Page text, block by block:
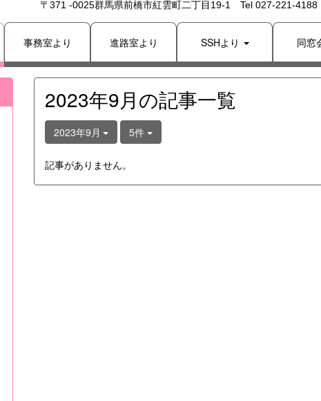
〒371 -0025群馬県前橋市紅雲町二丁目19-1 Tel 027-221-
事務室より 進路室より SSHより 同窓
2023年9月の記事一覧
2023年9月 5件
記事がありません。